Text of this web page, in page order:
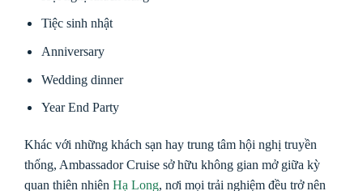
Tiệc sinh nhật
Anniversary
Wedding dinner
Year End Party
Khác với những khách sạn hay trung tâm hội nghị truyền
thống, Ambassador Cruise sở hữu không gian mở giữa kỳ
quan thiên nhiên Hạ Long, nơi mọi trải nghiệm đều trở nên